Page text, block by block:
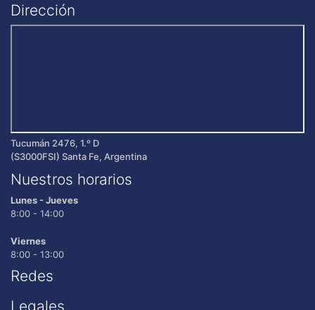
Dirección
Tucumán 2476, 1.º D
(S3000FSI) Santa Fe, Argentina
Nuestros horarios
Lunes - Jueves
8:00 - 14:00
Viernes
8:00 - 13:00
Redes
Legales